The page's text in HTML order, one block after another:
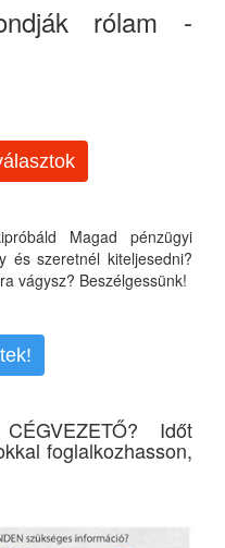
rólam -
Magad pénzügyi
és szeretnél kiteljesedni?
vágysz? Beszélgessünk!
Időt
foglalkozhasson,